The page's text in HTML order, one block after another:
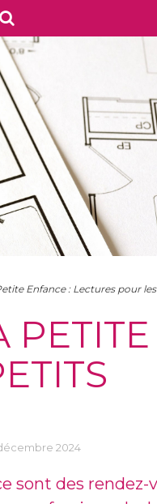
Enfance : Lectures pour
2024
sont des